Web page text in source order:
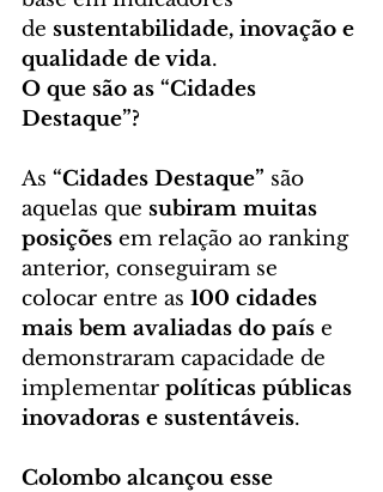
de sustentabilidade, inovação e
qualidade de vida.
O que são as “Cidades
Destaque”?
As “Cidades Destaque” são
aquelas que subiram muitas
posições em relação ao ranking
anterior, conseguiram se
colocar entre as 100 cidades
mais bem avaliadas do país e
demonstraram capacidade de
implementar políticas públicas
inovadoras e sustentáveis.
Colombo alcançou esse